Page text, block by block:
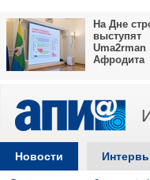
На Дне
выступят
Uma2rman
Афродита
Новости